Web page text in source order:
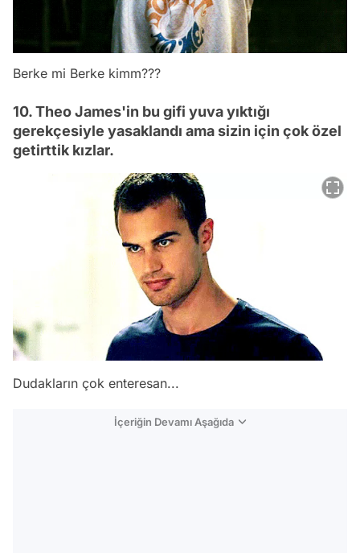
Berke mi Berke kimm???
10. Theo James'in bu gifi yuva yıktığı
gerekçesiyle yasaklandı ama sizin için çok özel
getirttik kızlar.
Dudakların çok enteresan...
İçeriğin Devamı Aşağıda